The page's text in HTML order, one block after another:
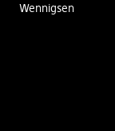
Wennigsen